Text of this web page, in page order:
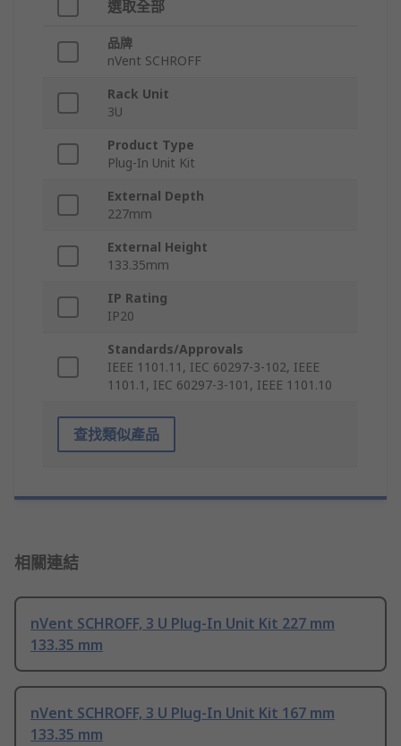
選取全部
品牌
nVent SCHROFF
Rack Unit
3U
Product Type
Plug-In Unit Kit
External Depth
227mm
External Height
133.35mm
IP Rating
IP20
Standards/Approvals
IEEE 1101.11, IEC 60297-3-102, IEEE
1101.1, IEC 60297-3-101, IEEE 1101.10
查找類似產品
相關連結
nVent SCHROFF, 3 U Plug-In Unit Kit 227 mm
133.35 mm
nVent SCHROFF, 3 U Plug-In Unit Kit 167 mm
133.35 mm